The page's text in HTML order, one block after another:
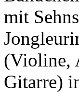
mit
(Violine,
Gitarre)